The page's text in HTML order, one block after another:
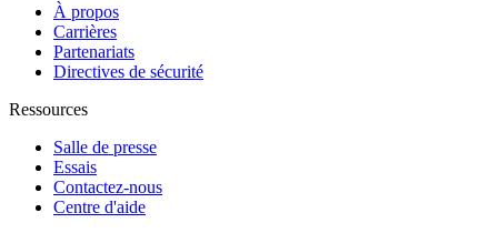
À propos
Carrières
Partenariats
Directives de sécurité
Ressources
Salle de presse
Essais
Contactez-nous
Centre d'aide